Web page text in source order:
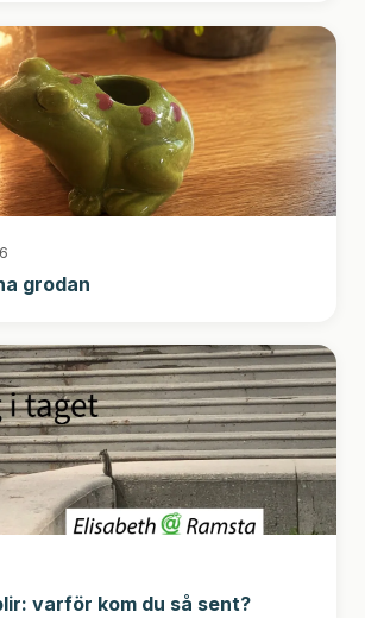
grodan
varför kom du så sent?